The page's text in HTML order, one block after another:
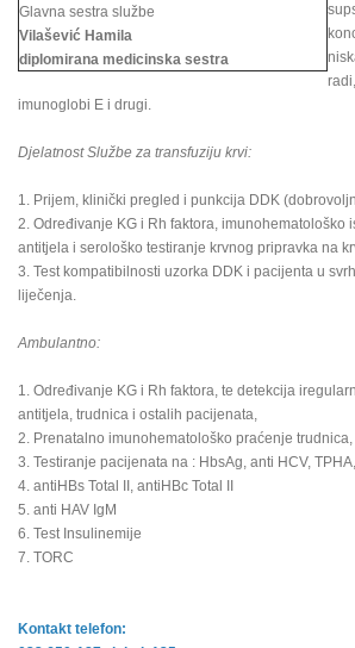
Glavna sestra službe
Vilašević Hamila
diplomirana medicinska sestra
imunoglobi E i drugi.
Djelatnost Službe za transfuziju krvi:
1. Prijem, klinički pregled i punkcija DDK
2. Određivanje KG i Rh faktora, imunohematološko
antitjela i serološko testiranje krvnog pripravka na
3. Test kompatibilnosti uzorka DDK i pacijenta u
liječenja.
Ambulantno:
1. Određivanje KG i Rh faktora, te detekcija
antitjela, trudnica i ostalih pacijenata,
2. Prenatalno imunohematološko praćenje trudnica,
3. Testiranje pacijenata na : HbsAg, anti HCV,
4. antiHBs Total II, antiHBc Total II
5. anti HAV IgM
6. Test Insulinemije
7. TORC
Kontakt telefon: